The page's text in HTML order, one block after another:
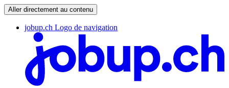
Aller directement au contenu
jobup.ch Logo de navigation